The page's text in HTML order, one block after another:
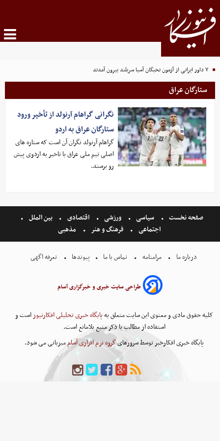
۷ داور ایرانی از آزمون نخبگان آسیا سربلند بیرون آمدند
ستارگان عراق
نگرانی گراهام آرنولد از تأخیر ورود
ستارگان عراق به اردو
گراهام آرنولد نگران آن است که ستاره های
اصلی تیم ملی عراق با تاخیر به اردوی پیش
رو برسند.
صفحه نخست سیاسی ورزشی اقتصادی
بین الملل
اجتماعی
فرهنگ و هنر مذهبی
درباره ما مرامنامه تماس با ما پیوندها تعرفه اگهی
طراحی سایت خبری و خبرگزاری آسام
کلیه حقوق مادی و معنوی این سایت متعلق بهپایگاه خبری تحلیلی افکارنیوزاست و
استفاده از مطالب با ذکر منبع بلامانع است.
پایگاه خبری افکارخبر توسط سرورهایگروه نرم افزاری آساممیزبانی می شود.